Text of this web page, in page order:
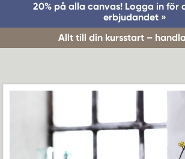
20% på alla canvas! Logga in för
erbjudandet »
Allt till din kursstart –